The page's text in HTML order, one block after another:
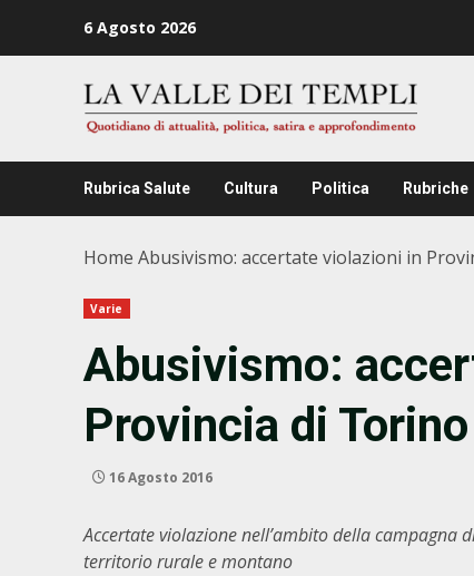
6 Agosto 2026
Rubrica Salute Cultura Politica Rubriche
Home Abusivismo: accertate violazioni in
Varie
Abusivismo:
Provincia di Torino
16 Agosto 2016
Accertate violazione nell’ambito della
territorio rurale e montano